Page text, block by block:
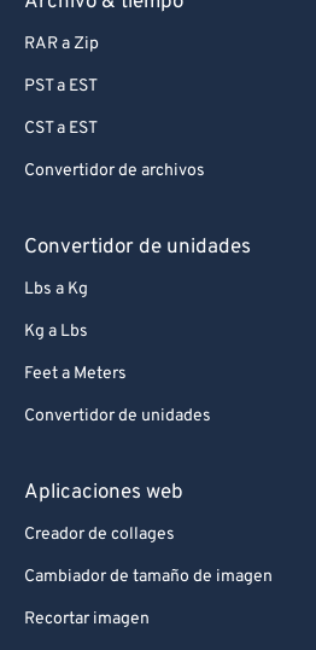
RAR a Zip
PST a EST
CST a EST
Convertidor de archivos
Convertidor de unidades
Lbs a Kg
Kg a Lbs
Feet a Meters
Convertidor de unidades
Aplicaciones web
Creador de collages
Cambiador de tamaño de imagen
Recortar imagen